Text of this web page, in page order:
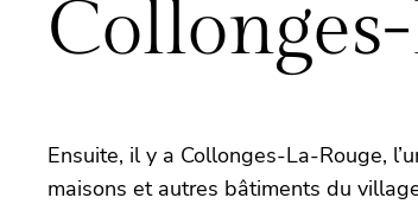
Ensuite, il y a Collonges-La-Rouge,
maisons et autres bâtiments du